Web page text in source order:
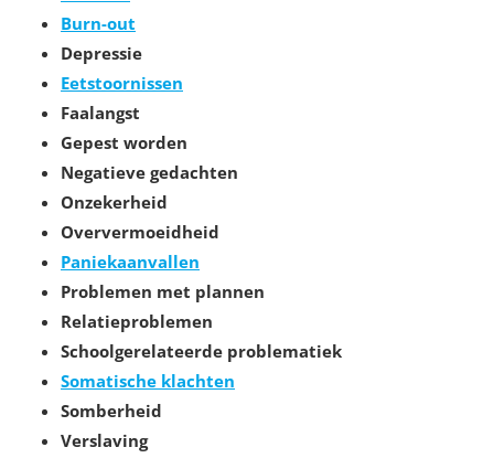
Burn-out
Depressie
Eetstoornissen
Faalangst
Gepest worden
Negatieve gedachten
Onzekerheid
Oververmoeidheid
Paniekaanvallen
Problemen met plannen
Relatieproblemen
Schoolgerelateerde problematiek
Somatische klachten
Somberheid
Verslaving